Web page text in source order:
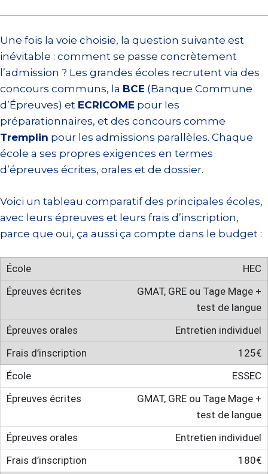
Une fois la voie choisie, la question suivante est
inévitable : comment se passe concrètement
l’admission ? Les grandes écoles recrutent via des
concours communs, la BCE (Banque Commune
d’Épreuves) et ECRICOME pour les
préparationnaires, et des concours comme
Tremplin pour les admissions parallèles. Chaque
école a ses propres exigences en termes
d’épreuves écrites, orales et de dossier.
Voici un tableau comparatif des principales écoles,
avec leurs épreuves et leurs frais d’inscription,
parce que oui, ça aussi ça compte dans le budget :
HEC
GMAT, GRE ou Tage Mage +
test de langue
Entretien individuel
125€
ESSEC
GMAT, GRE ou Tage Mage +
test de langue
Entretien individuel
180€